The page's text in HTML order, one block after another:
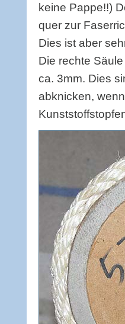
keine Pappe!!)
quer zur
Dies ist aber
Die rechte
ca. 3mm. Dies
abknicken,